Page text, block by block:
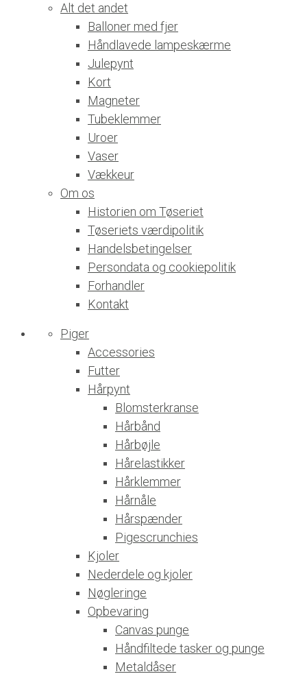
Alt det andet
Balloner med fjer
Håndlavede lampeskærme
Julepynt
Kort
Magneter
Tubeklemmer
Uroer
Vaser
Vækkeur
Om os
Historien om Tøseriet
Tøseriets værdipolitik
Handelsbetingelser
Persondata og cookiepolitik
Forhandler
Kontakt
Piger
Accessories
Futter
Hårpynt
Blomsterkranse
Hårbånd
Hårbøjle
Hårelastikker
Hårklemmer
Hårnåle
Hårspænder
Pigescrunchies
Kjoler
Nederdele og kjoler
Nøgleringe
Opbevaring
Canvas punge
Håndfiltede tasker og punge
Metaldåser